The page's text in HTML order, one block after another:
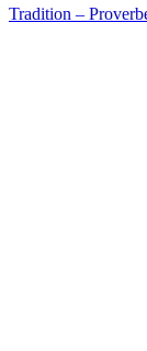
Tradition –